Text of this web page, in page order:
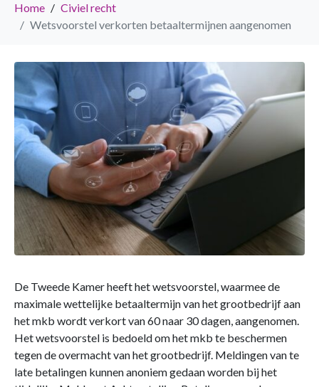
Home
Civiel recht
Wetsvoorstel verkorten betaaltermijnen aangenomen
De Tweede Kamer heeft het wetsvoorstel, waarmee de
maximale wettelijke betaaltermijn van het grootbedrijf aan
het mkb wordt verkort van 60 naar 30 dagen, aangenomen.
Het wetsvoorstel is bedoeld om het mkb te beschermen
tegen de overmacht van het grootbedrijf. Meldingen van te
late betalingen kunnen anoniem gedaan worden bij het